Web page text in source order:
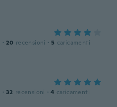
· 20 recensioni · 5 caricamenti
· 32 recensioni · 4 caricamenti